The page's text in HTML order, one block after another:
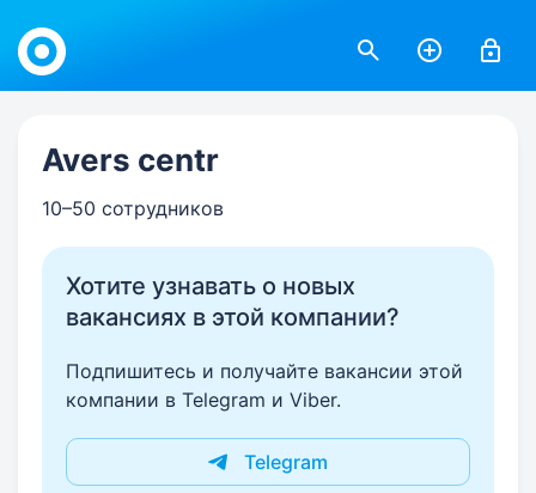
Work.ua
Avers centr
10–50 сотрудников
Хотите узнавать о новых
вакансиях в этой компании?
Подпишитесь и получайте вакансии этой
компании в Telegram и Viber.
Telegram